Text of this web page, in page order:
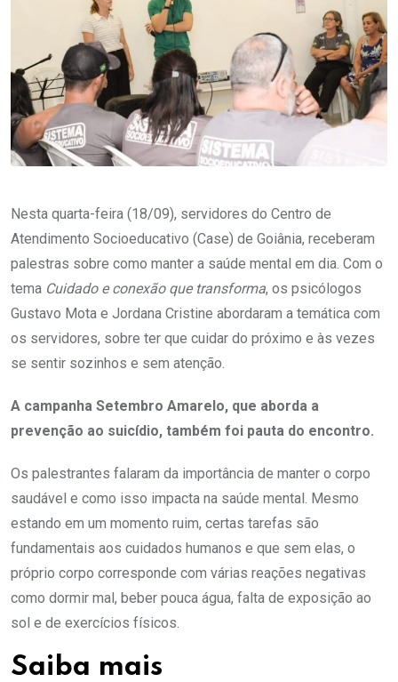
Nesta quarta-feira (18/09), servidores do Centro de
Atendimento Socioeducativo (Case) de Goiânia, receberam
palestras sobre como manter a saúde mental em dia. Com o
tema Cuidado e conexão que transforma, os psicólogos
Gustavo Mota e Jordana Cristine abordaram a temática com
os servidores, sobre ter que cuidar do próximo e às vezes
se sentir sozinhos e sem atenção.
A campanha Setembro Amarelo, que aborda a
prevenção ao suicídio, também foi pauta do encontro.
Os palestrantes falaram da importância de manter o corpo
saudável e como isso impacta na saúde mental. Mesmo
estando em um momento ruim, certas tarefas são
fundamentais aos cuidados humanos e que sem elas, o
próprio corpo corresponde com várias reações negativas
como dormir mal, beber pouca água, falta de exposição ao
sol e de exercícios físicos.
Saiba mais